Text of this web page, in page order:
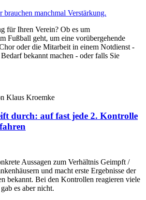
für Ihren Verein? Ob es um
Fußball geht, um eine vorübergehende
oder die Mitarbeit in einem Notdienst -
bekannt machen - oder falls Sie
Klaus Kroemke
durch: auf fast jede 2. Kontrolle
Aussagen zum Verhältnis Geimpft /
und macht erste Ergebnisse der
bekannt. Bei den Kontrollen reagieren viele
es aber nicht.